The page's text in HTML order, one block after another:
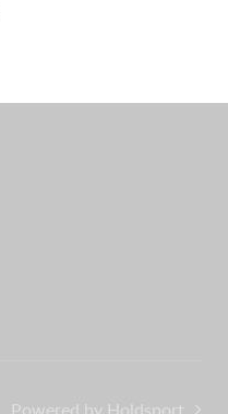
Powered by Holdsport